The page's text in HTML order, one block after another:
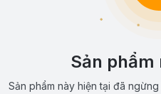
Sản phẩm
Sản phẩm này hiện tại đã